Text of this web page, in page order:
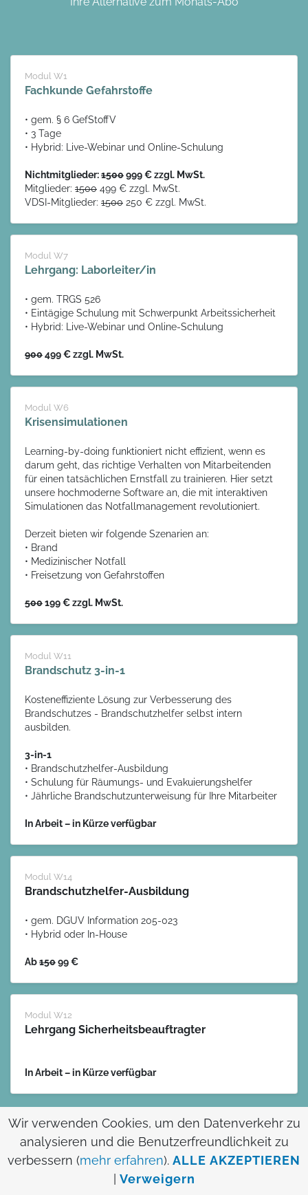
Modul W1
Fachkunde Gefahrstoffe
• gem. § 6 GefStoffV
• 3 Tage
• Hybrid: Live-Webinar und Online-Schulung
Nichtmitglieder:1500999 € zzgl. MwSt.
Mitglieder: 1500 499 € zzgl. MwSt.
VDSI-Mitglieder: 1500 250 € zzgl. MwSt.
Modul W7
Lehrgang: Laborleiter/in
• gem. TRGS 526
• Eintägige Schulung mit Schwerpunkt Arbeitssicherheit
• Hybrid: Live-Webinar und Online-Schulung
900499 € zzgl. MwSt.
Modul W6
Krisensimulationen
Learning-by-doing funktioniert nicht effizient, wenn es
darum geht, das richtige Verhalten von Mitarbeitenden
für einen tatsächlichen Ernstfall zu trainieren. Hier setzt
unsere hochmoderne Software an, die mit interaktiven
Simulationen das Notfallmanagement revolutioniert.
Derzeit bieten wir folgende Szenarien an:
• Brand
• Medizinischer Notfall
• Freisetzung von Gefahrstoffen
500199 € zzgl. MwSt.
Modul W11
Brandschutz 3-in-1
Kosteneffiziente Lösung zur Verbesserung des
Brandschutzes - Brandschutzhelfer selbst intern
ausbilden.
3-in-1
• Brandschutzhelfer-Ausbildung
• Schulung für Räumungs- und Evakuierungshelfer
• Jährliche Brandschutzunterweisung für Ihre Mitarbeiter
In Arbeit – in Kürze verfügbar
Modul W14
Brandschutzhelfer-Ausbildung
• gem. DGUV Information 205-023
• Hybrid oder In-House
Ab15099 €
Modul W12
Lehrgang Sicherheitsbeauftragter
In Arbeit – in Kürze verfügbar
Vorbeugen ist besser als Heilen
Wir verwenden Cookies, um den Datenverkehr zu
analysieren und die Benutzerfreundlichkeit zu
verbessern (mehr erfahren). ALLE AKZEPTIEREN
Verweigern